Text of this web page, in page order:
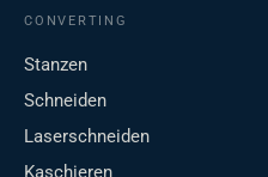
CONVERTING
Stanzen
Schneiden
Laserschneiden
Kaschieren